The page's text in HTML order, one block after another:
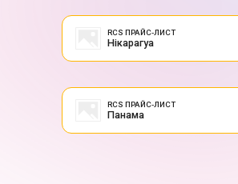
RCS ПРАЙС-ЛИСТ
Нікарагуа
RCS ПРАЙС-ЛИСТ
Панама